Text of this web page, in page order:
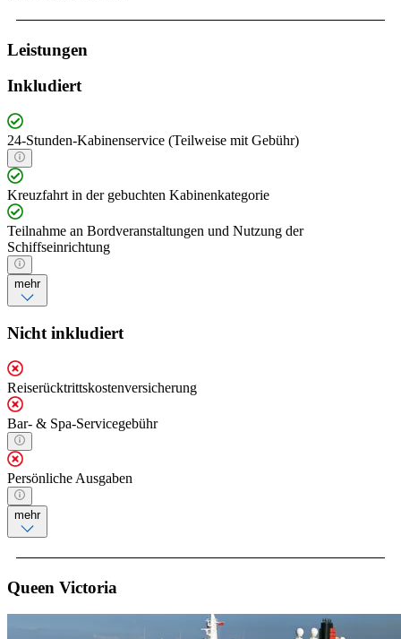
Leistungen
Inkludiert
24-Stunden-Kabinenservice (Teilweise mit Gebühr)
Kreuzfahrt in der gebuchten Kabinenkategorie
Teilnahme an Bordveranstaltungen und Nutzung der
Schiffseinrichtung
mehr
Nicht inkludiert
Reiserücktrittskostenversicherung
Bar- & Spa-Servicegebühr
Persönliche Ausgaben
mehr
Queen Victoria